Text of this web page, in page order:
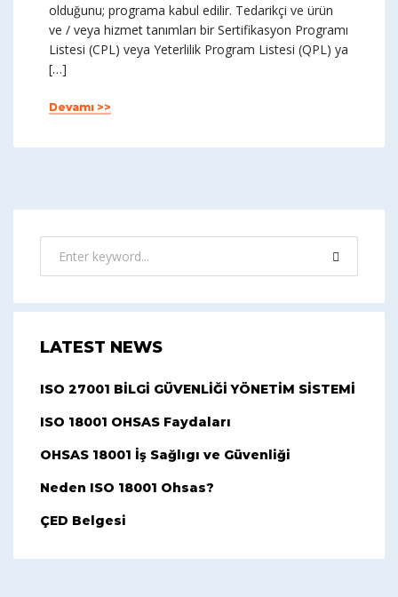
olduğunu; programa kabul edilir. Tedarikçi ve ürün
ve / veya hizmet tanımları bir Sertifikasyon Programı
Listesi (CPL) veya Yeterlilik Program Listesi (QPL) ya
[…]
Devamı >>
LATEST NEWS
ISO 27001 BİLGİ GÜVENLİĞİ YÖNETİM SİSTEMİ
ISO 18001 OHSAS Faydaları
OHSAS 18001 İş Sağlıgı ve Güvenliği
Neden ISO 18001 Ohsas?
ÇED Belgesi